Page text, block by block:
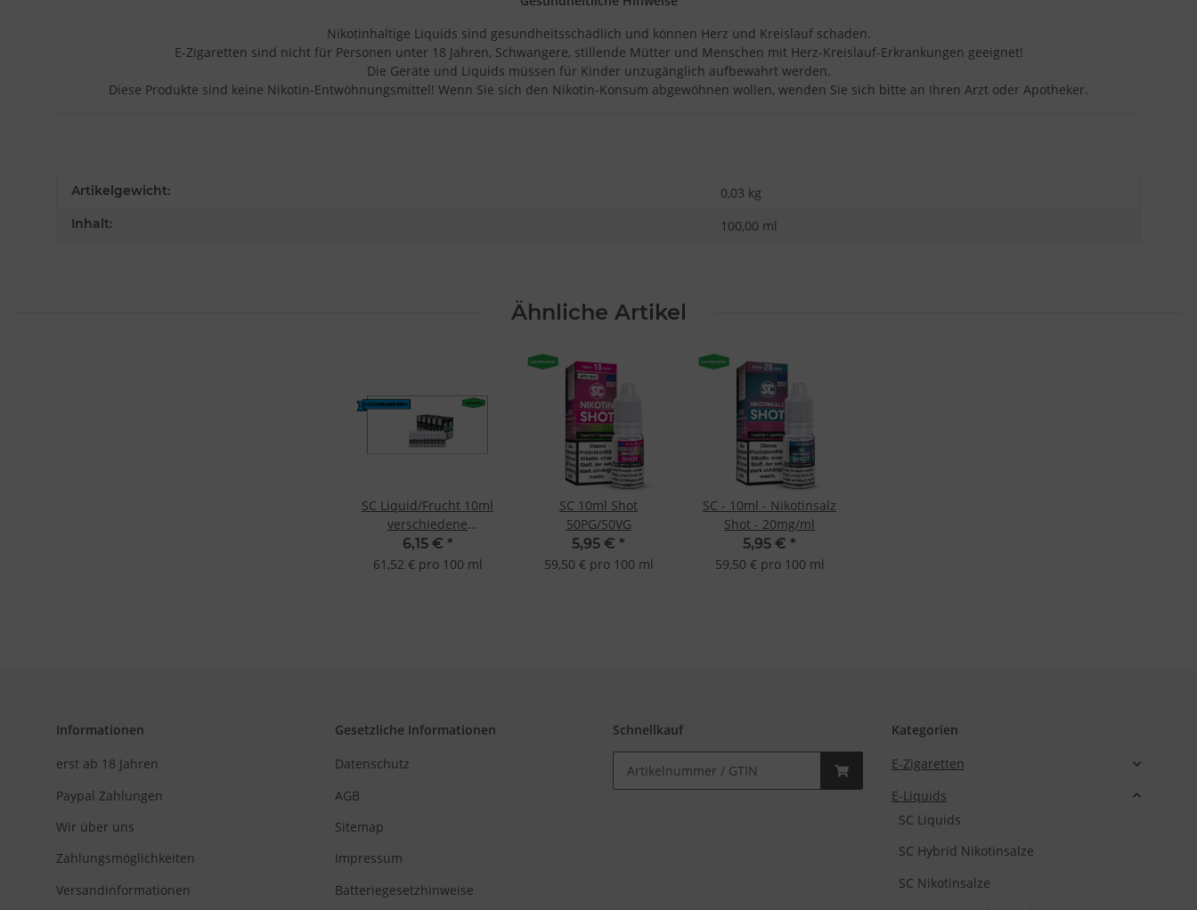
Nikotinhaltige Liquids sind gesundheitsschädlich und können Herz und Kreislauf schaden.
E-Zigaretten sind nicht für Personen unter 18 Jahren, Schwangere, stillende Mütter und Menschen mit Herz-Kreislauf-Erkrankungen geeignet!
Die Geräte und Liquids müssen für Kinder unzugänglich aufbewahrt werden.
Diese Produkte sind keine Nikotin-Entwöhnungsmittel! Wenn Sie sich den Nikotin-Konsum abgewöhnen wollen, wenden Sie sich bitte an Ihren Arzt oder Apotheker.
Artikelgewicht: 0,03 kg
Inhalt: 100,00 ml
Ähnliche Artikel
SC Liquid/Frucht 10ml
verschiedene
Geschmacksrichtungen
6,15 € *
61,52 € pro 100 ml
SC 10ml Shot
50PG/50VG
5,95 € *
59,50 € pro 100 ml
SC - 10ml - Nikotinsalz
Shot - 20mg/ml
5,95 € *
59,50 € pro 100 ml
Informationen
erst ab 18 Jahren
Paypal Zahlungen
Wir über uns
Zahlungsmöglichkeiten
Versandinformationen
Gesetzliche Informationen
Datenschutz
AGB
Sitemap
Impressum
Batteriegesetzhinweise
Schnellkauf Kategorien
E-Zigaretten
E-Liquids
SC Liquids
SC Hybrid Nikotinsalze
SC Nikotinsalze